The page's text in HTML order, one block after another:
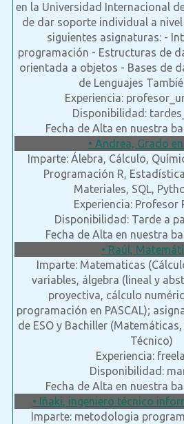
en la Universidad Internacional
de dar soporte individual a
siguientes asignaturas: -
programación - Estructuras de
orientada a objetos - Bases de
de Lenguajes
Experiencia:
Disponibilidad:
Fecha de Alta en nuestra
• Andrea, Grado
Imparte: Álebra, Cálculo,
Programación R,
Materiales, SQL,
Experiencia: Profesor
Disponibilidad: Tarde a
Fecha de Alta en nuestra
• Raúl,
Imparte: Matematicas
variables, álgebra (lineal y
proyectiva, cálculo
programación en PASCAL);
de ESO y Bachiller
Técnico)
Experiencia:
Disponibilidad:
Fecha de Alta en nuestra
• Iñaki, ingeniero técnico
Imparte: metodologia